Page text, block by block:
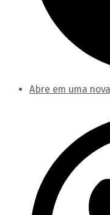
Abre em uma